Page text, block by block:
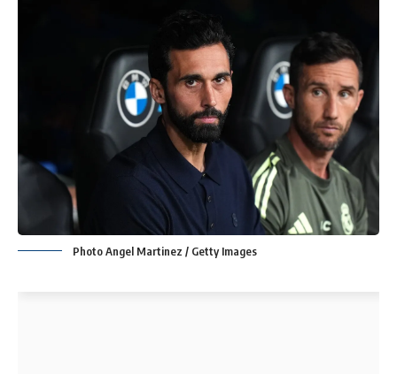
Photo Angel Martinez / Getty Images